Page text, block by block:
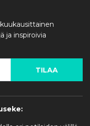
ja inspiroivia
TILAA